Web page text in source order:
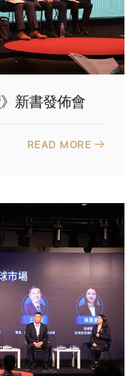
新書發佈會
READ MORE